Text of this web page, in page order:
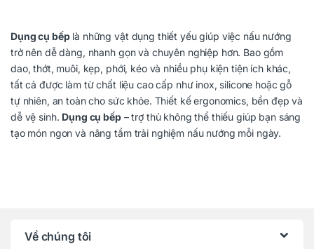
Dụng cụ bếplà những vật dụng thiết yếu giúp việc nấu nướng
trở nên dễ dàng, nhanh gọn và chuyên nghiệp hơn. Bao gồm
dao, thớt, muôi, kẹp, phới, kéo và nhiều phụ kiện tiện ích khác,
tất cả được làm từ chất liệu cao cấp như inox, silicone hoặc gỗ
tự nhiên, an toàn cho sức khỏe. Thiết kế ergonomics, bền đẹp và
dễ vệ sinh. Dụng cụ bếp– trợ thủ không thể thiếu giúp bạn sáng
tạo món ngon và nâng tầm trải nghiệm nấu nướng mỗi ngày.
Về chúng tôi